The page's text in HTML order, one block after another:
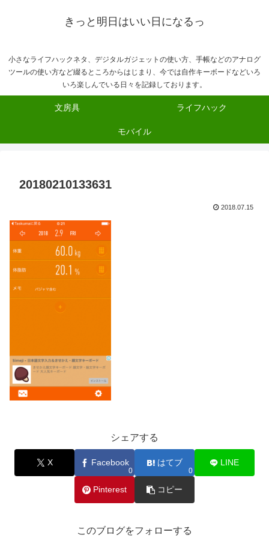
きっと明日はいい日になるっ
小さなライフハックネタ、デジタルガジェットの使い方、手帳などのアナログ
ツールの使い方など綴るところからはじまり、今では自作キーボードなどいろ
いろ楽しんでいる日々を記録しております。
文房具 ライフハック
モバイル
20180210133631
2018.07.15
シェアする
X Facebook
0
はてブ
0
LINE
Pinterest コピー
このブログをフォローする